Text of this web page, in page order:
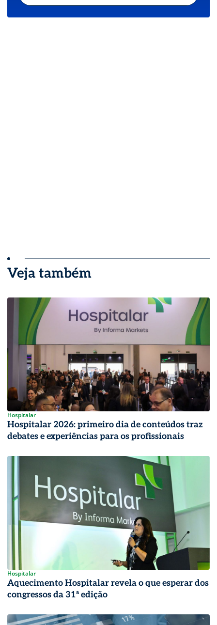
Veja também
Hospitalar
Hospitalar 2026: primeiro dia de conteúdos traz
debates e experiências para os profissionais
Hospitalar
Aquecimento Hospitalar revela o que esperar dos
congressos da 31ª edição